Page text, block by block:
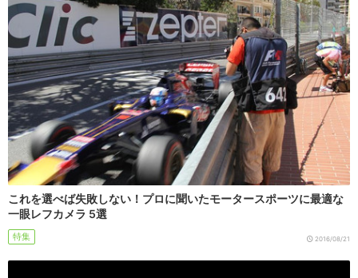
これを選べば失敗しない！プロに聞いたモータースポーツに最適な
一眼レフカメラ 5選
特集 2016/08/21